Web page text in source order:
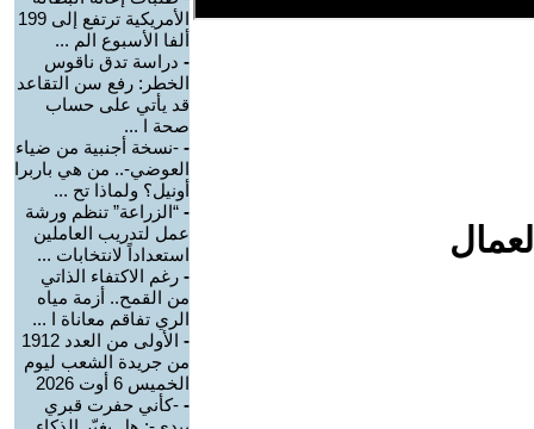
الأمريكية ترتفع إلى 199
ألفا الأسبوع الم ...
- دراسة تدق ناقوس
الخطر: رفع سن التقاعد
قد يأتي على حساب
صحة ا ...
- -نسخة أجنبية من ضياء
العوضي-.. من هي باربرا
أونيل؟ ولماذا تح ...
- “الزراعة” تنظم ورشة
عمل لتدريب العاملين
استعداداً لانتخابات ...
- رغم الاكتفاء الذاتي
من القمح.. أزمة مياه
الري تفاقم معاناة ا ...
-
الأولى من العدد 1912
من جريدة الشعب ليوم
الخميس 6 أوت 2026
- -كأني حفرت قبري